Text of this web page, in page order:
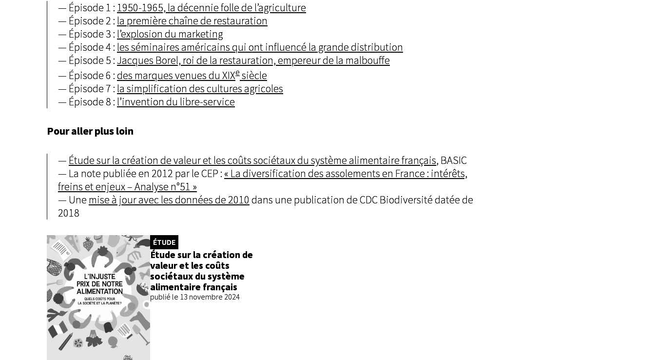
Épisode 1 : 1950-1965, la décennie folle de l’agriculture
Épisode 2 : la première chaîne de restauration
Épisode 3 : l’explosion du marketing
Épisode 4 : les séminaires américains qui ont influencé la grande distribution
Épisode 5 : Jacques Borel, roi de la restauration, empereur de la malbouffe
Épisode 6 :des marques venues du XIXe siècle
Épisode 7 : la simplification des cultures agricoles
Épisode 8 : l’invention du libre-service
Pour aller plus loin
Étude sur la création de valeur et les coûts sociétaux du système alimentaire français, BASIC
La note publiée en 2012 par le CEP : « La diversification des assolements en France : intérêts,
freins et enjeux – Analyse n°51 »
Une mise à jour avec les données de 2010 dans une publication de CDC Biodiversité datée de
2018
ÉTUDE
Étude sur la création de
valeur et les coûts
sociétaux du système
alimentaire français
publié le 13 novembre 2024